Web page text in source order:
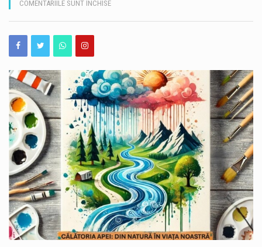
Pilonii metalici, lanțurile și diversele obiecte folosite pentru „rezervarea” unor locuri de parcare pe domeniul public au ajuns din nou în atenția Poliției Locale Constanța. O acțiune de verificare desfășurată zilele trecute în municipiu s-a încheiat cu zeci de sancțiuni și confiscarea obiectelor amplasate fără aprobarea autorităților. Polițiștii locali din cadrul Direcției Generale Poliția Locală Constanța au verificat respectarea prevederilor HCL 77/2021, care interzic ocuparea domeniului public cu piloni metalici, lanțuri, obiecte sau alte materiale destinate delimitării locurilor de staționare ori parcare, în lipsa aprobării administrației publice locale. În urma controalelor au fost aplicate 28 de sancțiuni contravenționale, valoarea totală…
O campanie națională dedicată siguranței rutiere a fost lansată de Compania Națională de Administrare a Infrastructurii Rutiere (CNAIR), în cadrul unui proiect pilot destinat elevilor din județele traversate de DN 1 și DN 2. Prima conferință din cadrul proiectului „Campanie națională de creștere a siguranței rutiere prin informarea și educarea elevilor din județele tranzitate de DN 1 și DN 2 pe sectoarele aflate în administrarea CNAIR” a avut loc joi, 6 august 2026. Sub mesajul „Generația Zero Accidente! – Fără scuze, Fără «lasă că...»”, campania urmărește să îi familiarizeze pe copii și adolescenți cu regulile de circulație și să contribuie…
Un accident rutier s-a produs, azi, la ieșirea din Hârșova, unde un TIR s-a răsturnat. Evenimentul a mobilizat echipajele Inspectoratului pentru Situații de Urgență Dobrogea. La locul accidentului au fost trimise o autospecială de stingere și un echipaj SMURD, pentru intervenție și acordarea primului ajutor, dacă situația o impune. Pompierii acționează pentru asigurarea măsurilor specifice în urma producerii accidentului și pentru gestionarea situației la fața locului. Deocamdată, nu au fost transmise informații privind existența unor victime sau despre starea persoanelor implicate în accident. Intervenția este în desfășurare, iar autoritățile urmează să stabilească împrejurările în care s-a produs evenimentul. UPDATE 17:00…
COMENTARIILE SUNT ÎNCHISEPENTRU
VOTUL
PUBLIC
ÎN
CADRUL
CONCURSULUI
„APA
ESTE
VIAȚĂ!”
–
2026